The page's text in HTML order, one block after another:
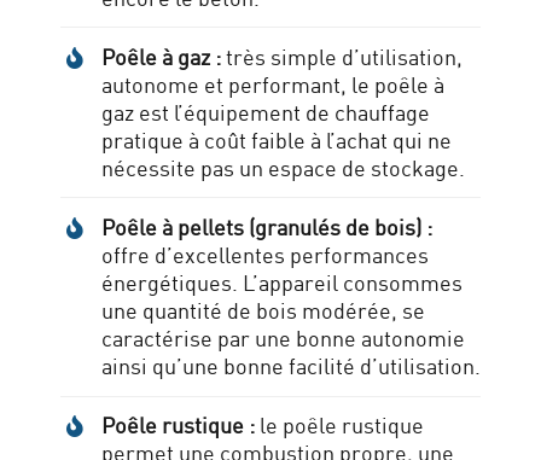
Poêle à gaz :très simple d’utilisation,
autonome et performant, le poêle à
gaz est l’équipement de chauffage
pratique à coût faible à l’achat qui ne
nécessite pas un espace de stockage.
Poêle à pellets (granulés de bois) :
offre d’excellentes performances
énergétiques. L’appareil consommes
une quantité de bois modérée, se
caractérise par une bonne autonomie
ainsi qu’une bonne facilité d’utilisation.
Poêle rustique :le poêle rustique
permet une combustion propre, une